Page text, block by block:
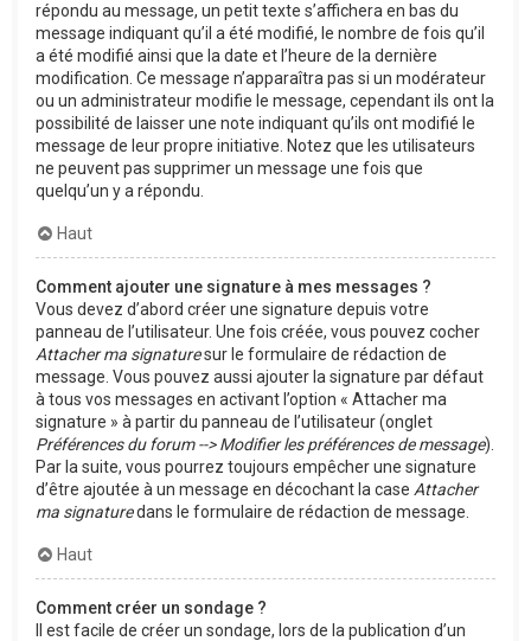
répondu au message, un petit texte s’affichera en bas du
message indiquant qu’il a été modifié, le nombre de fois qu’il
a été modifié ainsi que la date et l’heure de la dernière
modification. Ce message n’apparaîtra pas si un modérateur
ou un administrateur modifie le message, cependant ils ont la
possibilité de laisser une note indiquant qu’ils ont modifié le
message de leur propre initiative. Notez que les utilisateurs
ne peuvent pas supprimer un message une fois que
quelqu’un y a répondu.
Haut
Comment ajouter une signature à mes messages ?
Vous devez d’abord créer une signature depuis votre
panneau de l’utilisateur. Une fois créée, vous pouvez cocher
Attacher ma signaturesur le formulaire de rédaction de
message. Vous pouvez aussi ajouter la signature par défaut
à tous vos messages en activant l’option « Attacher ma
signature » à partir du panneau de l’utilisateur (onglet
Préférences du forum --> Modifier les préférences de message).
Par la suite, vous pourrez toujours empêcher une signature
d’être ajoutée à un message en décochant la case Attacher
ma signaturedans le formulaire de rédaction de message.
Haut
Comment créer un sondage ?
Il est facile de créer un sondage, lors de la publication d’un